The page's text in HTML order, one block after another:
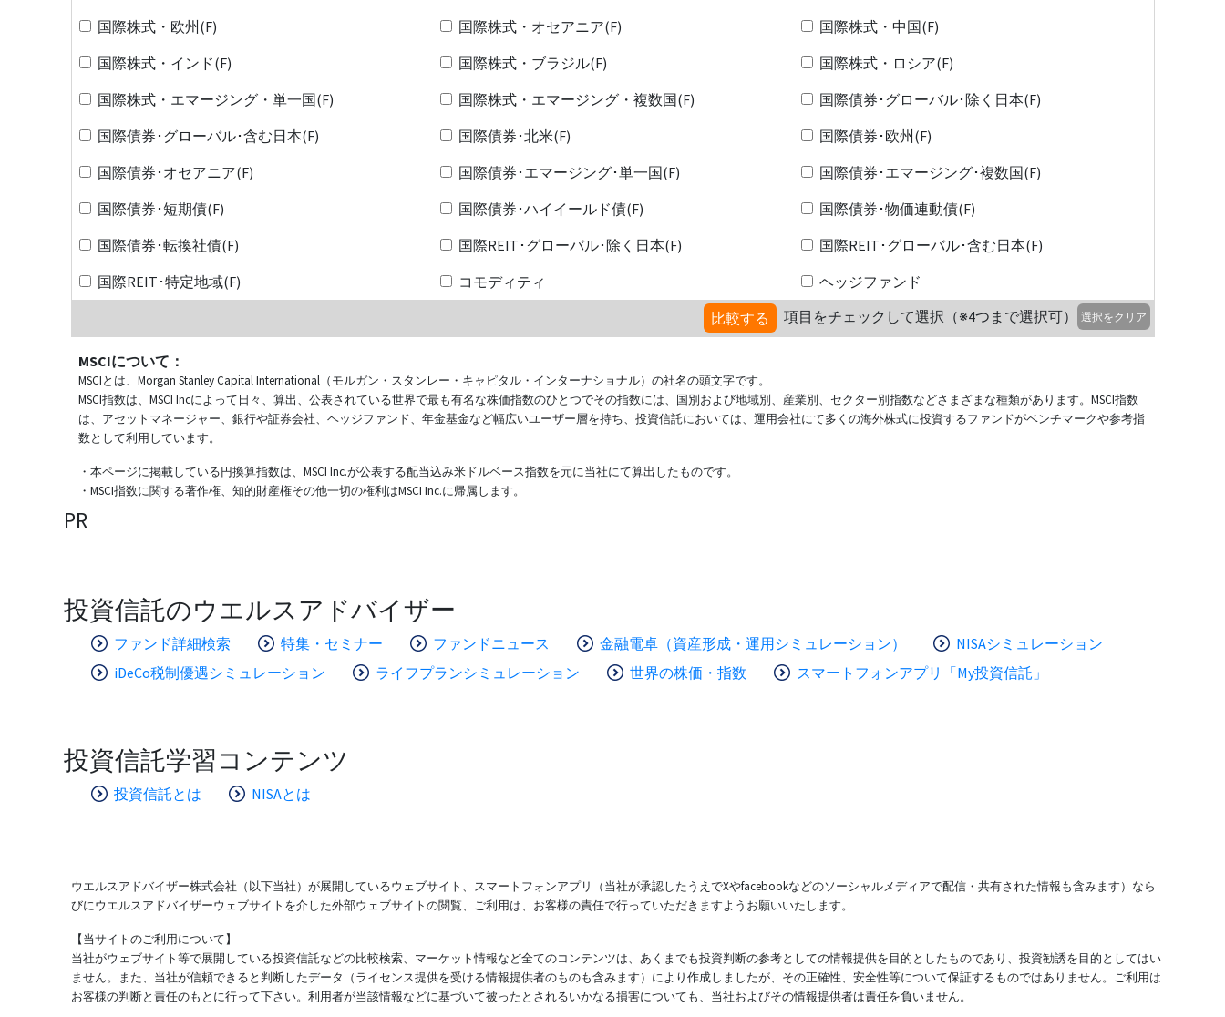
国際株式・欧州(F)
国際株式・オセアニア(F)
国際株式・中国(F)
国際株式・インド(F)
国際株式・ブラジル(F)
国際株式・ロシア(F)
国際株式・エマージング・単一国(F)
国際株式・エマージング・複数国(F)
国際債券･グローバル･除く日本(F)
国際債券･グローバル･含む日本(F)
国際債券･北米(F)
国際債券･欧州(F)
国際債券･オセアニア(F)
国際債券･エマージング･単一国(F)
国際債券･エマージング･複数国(F)
国際債券･短期債(F)
国際債券･ハイイールド債(F)
国際債券･物価連動債(F)
国際債券･転換社債(F)
国際REIT･グローバル･除く日本(F)
国際REIT･グローバル･含む日本(F)
国際REIT･特定地域(F)
コモディティ
ヘッジファンド
比較する
項目をチェックして選択（※4つまで選択可） 選択をクリア
MSCIについて：
MSCIとは、Morgan Stanley Capital International（モルガン・スタンレー・キャピタル・インターナショナル）の社名の頭文字です。
MSCI指数は、MSCI Incによって日々、算出、公表されている世界で最も有名な株価指数のひとつでその指数には、国別および地域別、産業別、セクター別指数などさまざまな種類があります。MSCI指数
は、アセットマネージャー、銀行や証券会社、ヘッジファンド、年金基金など幅広いユーザー層を持ち、投資信託においては、運用会社にて多くの海外株式に投資するファンドがベンチマークや参考指
数として利用しています。
・本ページに掲載している円換算指数は、MSCI Inc.が公表する配当込み米ドルベース指数を元に当社にて算出したものです。
・MSCI指数に関する著作権、知的財産権その他一切の権利はMSCI Inc.に帰属します。
PR
投資信託のウエルスアドバイザー
ファンド詳細検索 特集・セミナー ファンドニュース 金融電卓（資産形成・運用シミュレーション）
NISAシミュレーション
iDeCo税制優遇シミュレーション
ライフプランシミュレーション 世界の株価・指数 スマートフォンアプリ「My投資信託」
投資信託学習コンテンツ
投資信託とは NISAとは
ウエルスアドバイザー株式会社（以下当社）が展開しているウェブサイト、スマートフォンアプリ（当社が承認したうえでXやfacebookなどのソーシャルメディアで配信・共有された情報も含みます）なら
びにウエルスアドバイザーウェブサイトを介した外部ウェブサイトの閲覧、ご利用は、お客様の責任で行っていただきますようお願いいたします。
【当サイトのご利用について】
当社がウェブサイト等で展開している投資信託などの比較検索、マーケット情報など全てのコンテンツは、あくまでも投資判断の参考としての情報提供を目的としたものであり、投資勧誘を目的としてはい
ません。また、当社が信頼できると判断したデータ（ライセンス提供を受ける情報提供者のものも含みます）により作成しましたが、その正確性、安全性等について保証するものではありません。ご利用は
お客様の判断と責任のもとに行って下さい。利用者が当該情報などに基づいて被ったとされるいかなる損害についても、当社およびその情報提供者は責任を負いません。